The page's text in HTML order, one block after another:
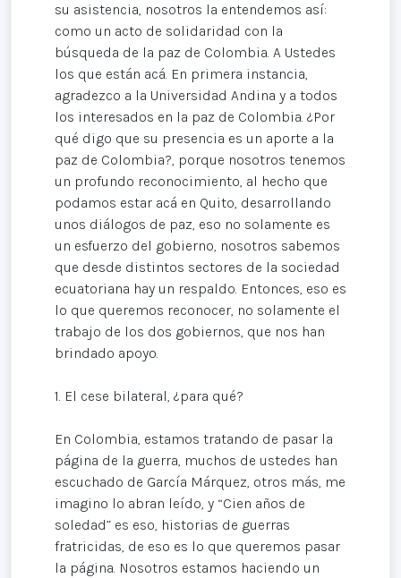
su asistencia, nosotros la entendemos así:
como un acto de solidaridad con la
búsqueda de la paz de Colombia. A Ustedes
los que están acá. En primera instancia,
agradezco a la Universidad Andina y a todos
los interesados en la paz de Colombia. ¿Por
qué digo que su presencia es un aporte a la
paz de Colombia?, porque nosotros tenemos
un profundo reconocimiento, al hecho que
podamos estar acá en Quito, desarrollando
unos diálogos de paz, eso no solamente es
un esfuerzo del gobierno, nosotros sabemos
que desde distintos sectores de la sociedad
ecuatoriana hay un respaldo. Entonces, eso es
lo que queremos reconocer, no solamente el
trabajo de los dos gobiernos, que nos han
brindado apoyo.
1. El cese bilateral, ¿para qué?
En Colombia, estamos tratando de pasar la
página de la guerra, muchos de ustedes han
escuchado de García Márquez, otros más, me
imagino lo abran leído, y “Cien años de
soledad” es eso, historias de guerras
fratricidas, de eso es lo que queremos pasar
la página. Nosotros estamos haciendo un